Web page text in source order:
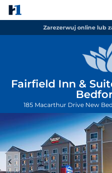
Zarezerwuj online lub
Fairfield Inn &
185 Macarthur Drive New